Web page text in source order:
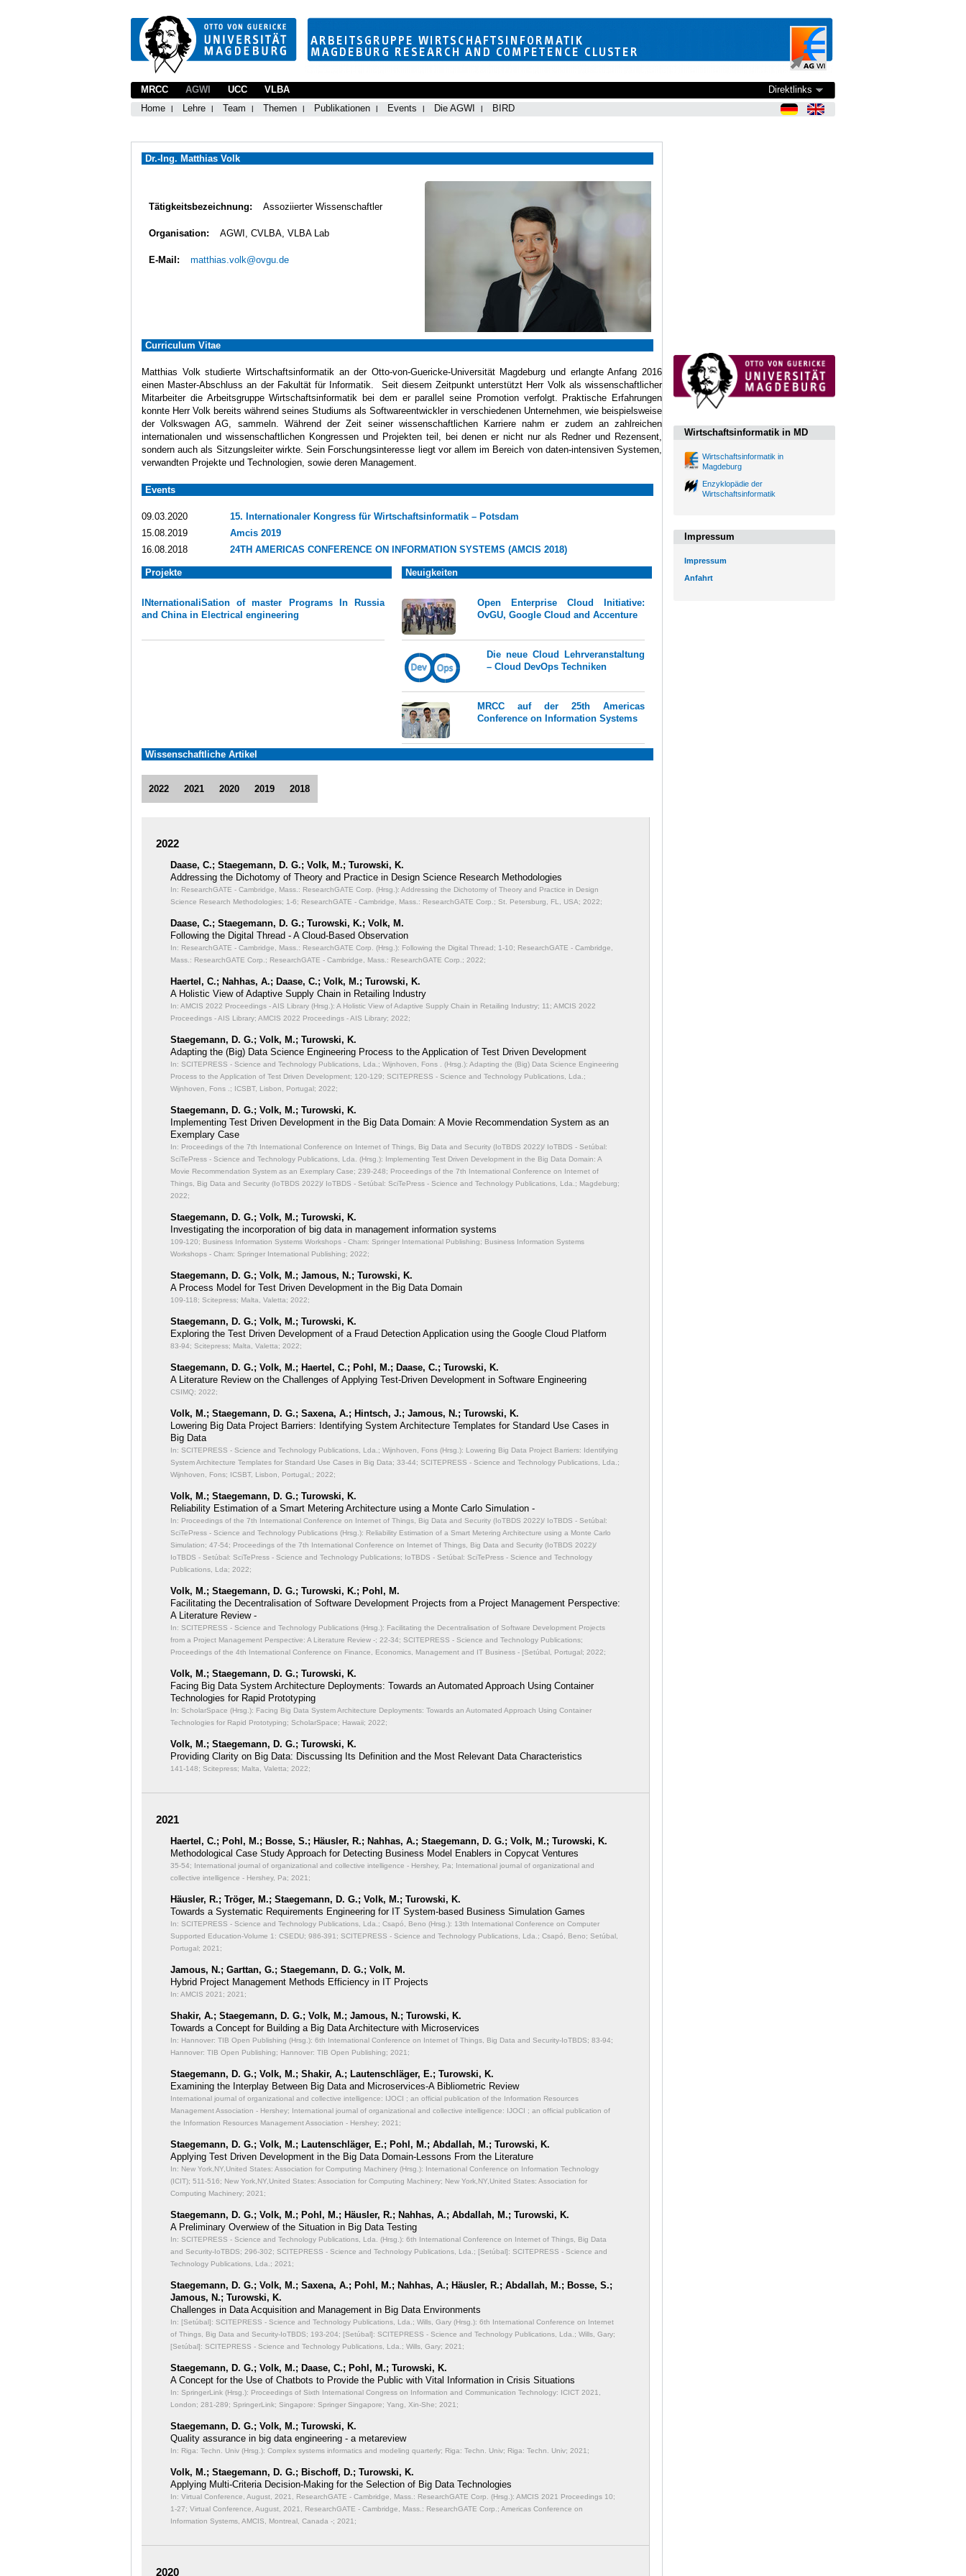
MRCC
AGWI
Home
Lehre Team Themen Publikationen Events Die AGWI BIRD
UCC VLBA Direktlinks
Dr.-Ing. Matthias Volk
Tätigkeitsbezeichnung: Assoziierter Wissenschaftler
Organisation: AGWI, CVLBA, VLBA Lab
E-Mail: matthias.volk@ovgu.de
Curriculum Vitae
Matthias Volk studierte Wirtschaftsinformatik an der Otto-von-Guericke-Universität Magdeburg und erlangte Anfang 2016
einen Master-Abschluss an der Fakultät für Informatik. Seit diesem Zeitpunkt unterstützt Herr Volk als wissenschaftlicher
Mitarbeiter die Arbeitsgruppe Wirtschaftsinformatik bei dem er parallel seine Promotion verfolgt. Praktische Erfahrungen
konnte Herr Volk bereits während seines Studiums als Softwareentwickler in verschiedenen Unternehmen, wie beispielsweise
der Volkswagen AG, sammeln. Während der Zeit seiner wissenschaftlichen Karriere nahm er zudem an zahlreichen
internationalen und wissenschaftlichen Kongressen und Projekten teil, bei denen er nicht nur als Redner und Rezensent,
sondern auch als Sitzungsleiter wirkte. Sein Forschungsinteresse liegt vor allem im Bereich von daten-intensiven Systemen,
verwandten Projekte und Technologien, sowie deren Management.
Events
09.03.2020
15. Internationaler Kongress für Wirtschaftsinformatik – Potsdam
15.08.2019
Amcis 2019
16.08.2018
24TH AMERICAS CONFERENCE ON INFORMATION SYSTEMS (AMCIS 2018)
Projekte
INternationaliSation of master Programs In Russia
and China in Electrical engineering
Neuigkeiten
Open Enterprise Cloud Initiative:
OvGU, Google Cloud and Accenture
Die neue Cloud Lehrveranstaltung
– Cloud DevOps Techniken
MRCC auf der 25th Americas
Conference on Information Systems
Wissenschaftliche Artikel
2022 2021 2020 2019 2018
2022
Daase, C.; Staegemann, D. G.; Volk, M.; Turowski, K.
Addressing the Dichotomy of Theory and Practice in Design Science Research Methodologies
In: ResearchGATE - Cambridge, Mass.: ResearchGATE Corp. (Hrsg.): Addressing the Dichotomy of Theory and Practice in Design
Science Research Methodologies; 1-6; ResearchGATE - Cambridge, Mass.: ResearchGATE Corp.; St. Petersburg, FL, USA; 2022;
Daase, C.; Staegemann, D. G.; Turowski, K.; Volk, M.
Following the Digital Thread - A Cloud-Based Observation
In: ResearchGATE - Cambridge, Mass.: ResearchGATE Corp. (Hrsg.): Following the Digital Thread; 1-10; ResearchGATE - Cambridge,
Mass.: ResearchGATE Corp.; ResearchGATE - Cambridge, Mass.: ResearchGATE Corp.; 2022;
Haertel, C.; Nahhas, A.; Daase, C.; Volk, M.; Turowski, K.
A Holistic View of Adaptive Supply Chain in Retailing Industry
In: AMCIS 2022 Proceedings - AIS Library (Hrsg.): A Holistic View of Adaptive Supply Chain in Retailing Industry; 11; AMCIS 2022
Proceedings - AIS Library; AMCIS 2022 Proceedings - AIS Library; 2022;
Staegemann, D. G.; Volk, M.; Turowski, K.
Adapting the (Big) Data Science Engineering Process to the Application of Test Driven Development
In: SCITEPRESS - Science and Technology Publications, Lda.; Wijnhoven, Fons . (Hrsg.): Adapting the (Big) Data Science Engineering
Process to the Application of Test Driven Development; 120-129; SCITEPRESS - Science and Technology Publications, Lda.;
Wijnhoven, Fons .; ICSBT, Lisbon, Portugal; 2022;
Staegemann, D. G.; Volk, M.; Turowski, K.
Implementing Test Driven Development in the Big Data Domain: A Movie Recommendation System as an
Exemplary Case
In: Proceedings of the 7th International Conference on Internet of Things, Big Data and Security (IoTBDS 2022)/ IoTBDS - Setúbal:
SciTePress - Science and Technology Publications, Lda. (Hrsg.): Implementing Test Driven Development in the Big Data Domain: A
Movie Recommendation System as an Exemplary Case; 239-248; Proceedings of the 7th International Conference on Internet of
Things, Big Data and Security (IoTBDS 2022)/ IoTBDS - Setúbal: SciTePress - Science and Technology Publications, Lda.; Magdeburg;
2022;
Staegemann, D. G.; Volk, M.; Turowski, K.
Investigating the incorporation of big data in management information systems
109-120; Business Information Systems Workshops - Cham: Springer International Publishing; Business Information Systems
Workshops - Cham: Springer International Publishing; 2022;
Staegemann, D. G.; Volk, M.; Jamous, N.; Turowski, K.
A Process Model for Test Driven Development in the Big Data Domain
109-118; Scitepress; Malta, Valetta; 2022;
Staegemann, D. G.; Volk, M.; Turowski, K.
Exploring the Test Driven Development of a Fraud Detection Application using the Google Cloud Platform
83-94; Scitepress; Malta, Valetta; 2022;
Staegemann, D. G.; Volk, M.; Haertel, C.; Pohl, M.; Daase, C.; Turowski, K.
A Literature Review on the Challenges of Applying Test-Driven Development in Software Engineering
CSIMQ; 2022;
Volk, M.; Staegemann, D. G.; Saxena, A.; Hintsch, J.; Jamous, N.; Turowski, K.
Lowering Big Data Project Barriers: Identifying System Architecture Templates for Standard Use Cases in
Big Data
In: SCITEPRESS - Science and Technology Publications, Lda.; Wijnhoven, Fons (Hrsg.): Lowering Big Data Project Barriers: Identifying
System Architecture Templates for Standard Use Cases in Big Data; 33-44; SCITEPRESS - Science and Technology Publications, Lda.;
Wijnhoven, Fons; ICSBT, Lisbon, Portugal,; 2022;
Volk, M.; Staegemann, D. G.; Turowski, K.
Reliability Estimation of a Smart Metering Architecture using a Monte Carlo Simulation -
In: Proceedings of the 7th International Conference on Internet of Things, Big Data and Security (IoTBDS 2022)/ IoTBDS - Setúbal:
SciTePress - Science and Technology Publications (Hrsg.): Reliability Estimation of a Smart Metering Architecture using a Monte Carlo
Simulation; 47-54; Proceedings of the 7th International Conference on Internet of Things, Big Data and Security (IoTBDS 2022)/
IoTBDS - Setúbal: SciTePress - Science and Technology Publications; IoTBDS - Setúbal: SciTePress - Science and Technology
Publications, Lda; 2022;
Volk, M.; Staegemann, D. G.; Turowski, K.; Pohl, M.
Facilitating the Decentralisation of Software Development Projects from a Project Management Perspective:
A Literature Review -
In: SCITEPRESS - Science and Technology Publications (Hrsg.): Facilitating the Decentralisation of Software Development Projects
from a Project Management Perspective: A Literature Review -; 22-34; SCITEPRESS - Science and Technology Publications;
Proceedings of the 4th International Conference on Finance, Economics, Management and IT Business - [Setúbal, Portugal; 2022;
Volk, M.; Staegemann, D. G.; Turowski, K.
Facing Big Data System Architecture Deployments: Towards an Automated Approach Using Container
Technologies for Rapid Prototyping
In: ScholarSpace (Hrsg.): Facing Big Data System Architecture Deployments: Towards an Automated Approach Using Container
Technologies for Rapid Prototyping; ScholarSpace; Hawaii; 2022;
Volk, M.; Staegemann, D. G.; Turowski, K.
Providing Clarity on Big Data: Discussing Its Definition and the Most Relevant Data Characteristics
141-148; Scitepress; Malta, Valetta; 2022;
2021
Haertel, C.; Pohl, M.; Bosse, S.; Häusler, R.; Nahhas, A.; Staegemann, D. G.; Volk, M.; Turowski, K.
Methodological Case Study Approach for Detecting Business Model Enablers in Copycat Ventures
35-54; International journal of organizational and collective intelligence - Hershey, Pa; International journal of organizational and
collective intelligence - Hershey, Pa; 2021;
Häusler, R.; Tröger, M.; Staegemann, D. G.; Volk, M.; Turowski, K.
Towards a Systematic Requirements Engineering for IT System-based Business Simulation Games
In: SCITEPRESS - Science and Technology Publications, Lda.; Csapó, Beno (Hrsg.): 13th International Conference on Computer
Supported Education-Volume 1: CSEDU; 986-391; SCITEPRESS - Science and Technology Publications, Lda.; Csapó, Beno; Setúbal,
Portugal; 2021;
Jamous, N.; Garttan, G.; Staegemann, D. G.; Volk, M.
Hybrid Project Management Methods Efficiency in IT Projects
In: AMCIS 2021; 2021;
Shakir, A.; Staegemann, D. G.; Volk, M.; Jamous, N.; Turowski, K.
Towards a Concept for Building a Big Data Architecture with Microservices
In: Hannover: TIB Open Publishing (Hrsg.): 6th International Conference on Internet of Things, Big Data and Security-IoTBDS; 83-94;
Hannover: TIB Open Publishing; Hannover: TIB Open Publishing; 2021;
Staegemann, D. G.; Volk, M.; Shakir, A.; Lautenschläger, E.; Turowski, K.
Examining the Interplay Between Big Data and Microservices-A Bibliometric Review
International journal of organizational and collective intelligence: IJOCI ; an official publication of the Information Resources
Management Association - Hershey; International journal of organizational and collective intelligence: IJOCI ; an official publication of
the Information Resources Management Association - Hershey; 2021;
Staegemann, D. G.; Volk, M.; Lautenschläger, E.; Pohl, M.; Abdallah, M.; Turowski, K.
Applying Test Driven Development in the Big Data Domain-Lessons From the Literature
In: New York,NY,United States: Association for Computing Machinery (Hrsg.): International Conference on Information Technology
(ICIT); 511-516; New York,NY,United States: Association for Computing Machinery; New York,NY,United States: Association for
Computing Machinery; 2021;
Staegemann, D. G.; Volk, M.; Pohl, M.; Häusler, R.; Nahhas, A.; Abdallah, M.; Turowski, K.
A Preliminary Overwiew of the Situation in Big Data Testing
In: SCITEPRESS - Science and Technology Publications, Lda. (Hrsg.): 6th International Conference on Internet of Things, Big Data
and Security-IoTBDS; 296-302; SCITEPRESS - Science and Technology Publications, Lda.; [Setúbal]: SCITEPRESS - Science and
Technology Publications, Lda.; 2021;
Staegemann, D. G.; Volk, M.; Saxena, A.; Pohl, M.; Nahhas, A.; Häusler, R.; Abdallah, M.; Bosse, S.;
Jamous, N.; Turowski, K.
Challenges in Data Acquisition and Management in Big Data Environments
In: [Setúbal]: SCITEPRESS - Science and Technology Publications, Lda.; Wills, Gary (Hrsg.): 6th International Conference on Internet
of Things, Big Data and Security-IoTBDS; 193-204; [Setúbal]: SCITEPRESS - Science and Technology Publications, Lda.; Wills, Gary;
[Setúbal]: SCITEPRESS - Science and Technology Publications, Lda.; Wills, Gary; 2021;
Staegemann, D. G.; Volk, M.; Daase, C.; Pohl, M.; Turowski, K.
A Concept for the Use of Chatbots to Provide the Public with Vital Information in Crisis Situations
In: SpringerLink (Hrsg.): Proceedings of Sixth International Congress on Information and Communication Technology: ICICT 2021,
London; 281-289; SpringerLink; Singapore: Springer Singapore; Yang, Xin-She; 2021;
Staegemann, D. G.; Volk, M.; Turowski, K.
Quality assurance in big data engineering - a metareview
In: Riga: Techn. Univ (Hrsg.): Complex systems informatics and modeling quarterly; Riga: Techn. Univ; Riga: Techn. Univ; 2021;
Volk, M.; Staegemann, D. G.; Bischoff, D.; Turowski, K.
Applying Multi-Criteria Decision-Making for the Selection of Big Data Technologies
In: Virtual Conference, August, 2021, ResearchGATE - Cambridge, Mass.: ResearchGATE Corp. (Hrsg.): AMCIS 2021 Proceedings 10;
1-27; Virtual Conference, August, 2021, ResearchGATE - Cambridge, Mass.: ResearchGATE Corp.; Americas Conference on
Information Systems, AMCIS, Montreal, Canada -; 2021;
2020
Wirtschaftsinformatik in MD
Wirtschaftsinformatik in
Magdeburg
Enzyklopädie der
Wirtschaftsinformatik
Impressum
Impressum
Anfahrt